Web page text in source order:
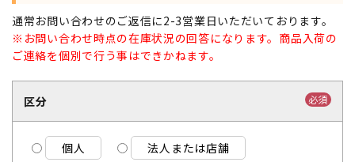
通常お問い合わせのご返信に2-3営業日いただいております。
※お問い合わせ時点の在庫状況の回答になります。商品入荷の
ご連絡を個別で行う事はできかねます。
区分 必須
個人 法人または店舗